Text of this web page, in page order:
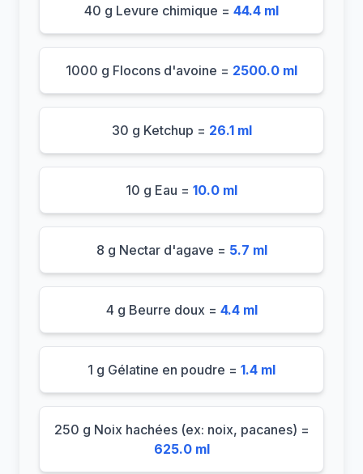
40 g Levure chimique = 44.4 ml
1000 g Flocons d'avoine = 2500.0 ml
30 g Ketchup = 26.1 ml
10 g Eau = 10.0 ml
8 g Nectar d'agave = 5.7 ml
4 g Beurre doux = 4.4 ml
1 g Gélatine en poudre = 1.4 ml
250 g Noix hachées (ex: noix, pacanes) =
625.0 ml